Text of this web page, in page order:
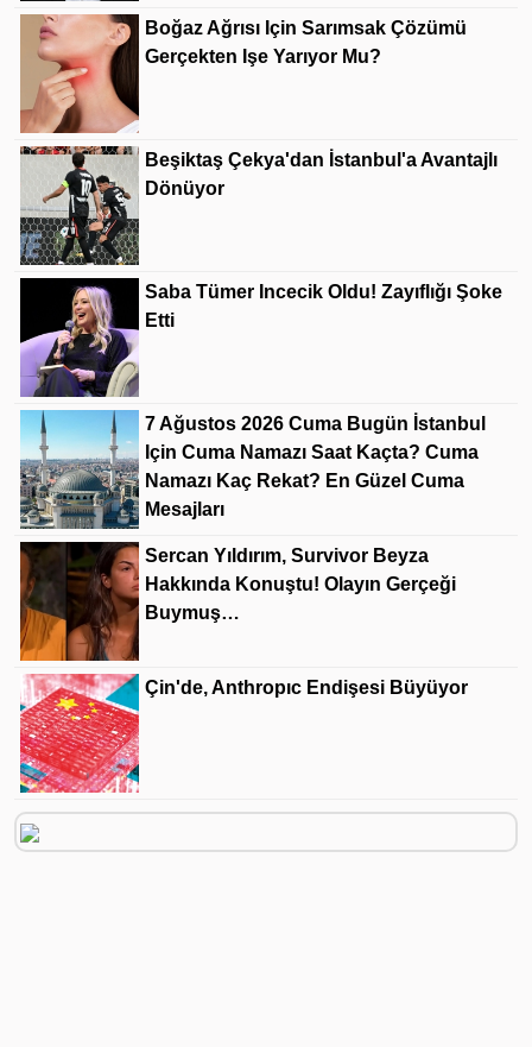
Boğaz Ağrısı Için Sarımsak Çözümü
Gerçekten Işe Yarıyor Mu?
Beşiktaş Çekya'dan İstanbul'a Avantajlı
Dönüyor
Saba Tümer Incecik Oldu! Zayıflığı Şoke
Etti
7 Ağustos 2026 Cuma Bugün İstanbul
Için Cuma Namazı Saat Kaçta? Cuma
Namazı Kaç Rekat? En Güzel Cuma
Mesajları
Sercan Yıldırım, Survivor Beyza
Hakkında Konuştu! Olayın Gerçeği
Buymuş…
Çin'de, Anthropıc Endişesi Büyüyor